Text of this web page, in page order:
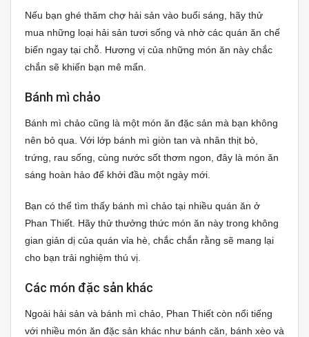
Nếu bạn ghé thăm chợ hải sản vào buổi sáng, hãy thử
mua những loại hải sản tươi sống và nhờ các quán ăn chế
biến ngay tại chỗ. Hương vị của những món ăn này chắc
chắn sẽ khiến bạn mê mẩn.
Bánh mì chảo
Bánh mì chảo cũng là một món ăn đặc sản mà bạn không
nên bỏ qua. Với lớp bánh mì giòn tan và nhân thịt bò,
trứng, rau sống, cùng nước sốt thơm ngon, đây là món ăn
sáng hoàn hảo để khởi đầu một ngày mới.
Bạn có thể tìm thấy bánh mì chảo tại nhiều quán ăn ở
Phan Thiết. Hãy thử thưởng thức món ăn này trong không
gian giản dị của quán vỉa hè, chắc chắn rằng sẽ mang lại
cho bạn trải nghiệm thú vị.
Các món đặc sản khác
Ngoài hải sản và bánh mì chảo, Phan Thiết còn nổi tiếng
với nhiều món ăn đặc sản khác như bánh căn, bánh xèo và